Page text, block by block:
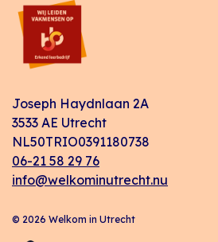
Joseph Haydnlaan 2A
3533 AE Utrecht
NL50TRIO0391180738
06-21 58 29 76
info@welkominutrecht.nu
© 2026 Welkom in Utrecht